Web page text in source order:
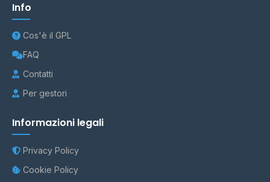
Info
Cos'è il GPL
FAQ
Contatti
Per gestori
Informazioni legali
Privacy Policy
Cookie Policy